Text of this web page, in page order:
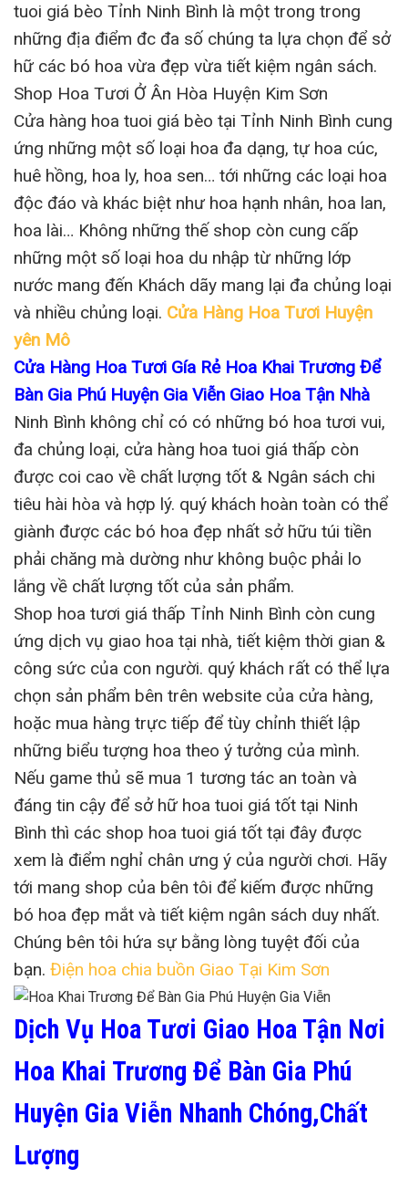
tuoi giá bèo Tỉnh Ninh Bình là một trong trong
những địa điểm đc đa số chúng ta lựa chọn để sở
hữ các bó hoa vừa đẹp vừa tiết kiệm ngân sách.
Shop Hoa Tươi Ở Ân Hòa Huyện Kim Sơn
Cửa hàng hoa tuoi giá bèo tại Tỉnh Ninh Bình cung
ứng những một số loại hoa đa dạng, tự hoa cúc,
huê hồng, hoa ly, hoa sen… tới những các loại hoa
độc đáo và khác biệt như hoa hạnh nhân, hoa lan,
hoa lài… Không những thế shop còn cung cấp
những một số loại hoa du nhập từ những lớp
nước mang đến Khách dãy mang lại đa chủng loại
và nhiều chủng loại. Cửa Hàng Hoa Tươi Huyện
yên Mô
Cửa Hàng Hoa Tươi Gía Rẻ Hoa Khai Trương Để
Bàn Gia Phú Huyện Gia Viễn Giao Hoa Tận Nhà
Ninh Bình không chỉ có có những bó hoa tươi vui,
đa chủng loại, cửa hàng hoa tuoi giá thấp còn
được coi cao về chất lượng tốt & Ngân sách chi
tiêu hài hòa và hợp lý. quý khách hoàn toàn có thể
giành được các bó hoa đẹp nhất sở hữu túi tiền
phải chăng mà dường như không buộc phải lo
lắng về chất lượng tốt của sản phẩm.
Shop hoa tươi giá thấp Tỉnh Ninh Bình còn cung
ứng dịch vụ giao hoa tại nhà, tiết kiệm thời gian &
công sức của con người. quý khách rất có thể lựa
chọn sản phẩm bên trên website của cửa hàng,
hoặc mua hàng trực tiếp để tùy chỉnh thiết lập
những biểu tượng hoa theo ý tưởng của mình.
Nếu game thủ sẽ mua 1 tương tác an toàn và
đáng tin cậy để sở hữ hoa tuoi giá tốt tại Ninh
Bình thì các shop hoa tuoi giá tốt tại đây được
xem là điểm nghỉ chân ưng ý của người chơi. Hãy
tới mang shop của bên tôi để kiếm được những
bó hoa đẹp mắt và tiết kiệm ngân sách duy nhất.
Chúng bên tôi hứa sự bằng lòng tuyệt đối của
bạn. Điện hoa chia buồn Giao Tại Kim Sơn
Dịch Vụ Hoa Tươi Giao Hoa Tận Nơi
Hoa Khai Trương Để Bàn Gia Phú
Huyện Gia Viễn Nhanh Chóng,Chất
Lượng